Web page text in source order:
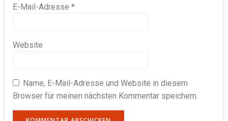
E-Mail-Adresse *
Website
Name, E-Mail-Adresse und Website in diesem
Browser für meinen nächsten Kommentar speichern.